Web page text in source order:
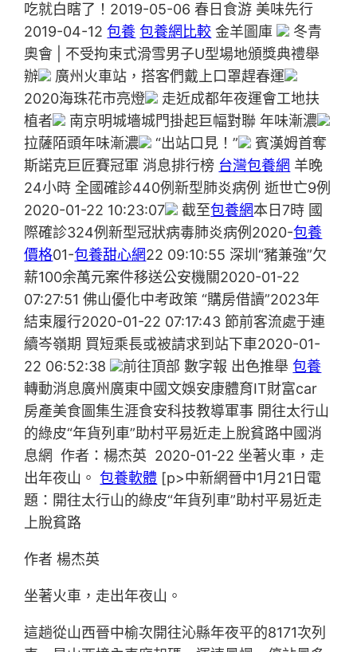
吃就白瞎了！2019-05-06 春日食游 美味先行
2019-04-12包養 包養網比較 金羊圖庫
冬青
奧會 | 不受拘束式滑雪男子U型場地頒獎典禮舉
辦
廣州火車站，搭客們戴上口罩趕春運
2020海珠花市亮燈
走近成都年夜運會工地扶
植者
南京明城墻城門掛起巨幅對聯 年味漸濃
拉薩陌頭年味漸濃
“出站口見！”
賓漢姆首奪
斯諾克巨匠賽冠軍 消息排行榜 台灣包養網 羊晚
24小時 全國確診440例新型肺炎病例 逝世亡9例
2020-01-22 10:23:07
截至包養網本日7時 國
際確診324例新型冠狀病毒肺炎病例2020-包養
價格01-包養甜心網22 09:10:55 深圳“豬兼強”欠
薪100余萬元案件移送公安機關2020-01-22
07:27:51 佛山優化中考政策 “購房借讀”2023年
結束履行2020-01-22 07:17:43 節前客流處于連
續岑嶺期 買短乘長或被請求到站下車2020-01-
22 06:52:38
前往頂部 數字報 出色推舉包養
轉動消息廣州廣東中國文娛安康體育IT財富car
房產美食圖集生涯食安科技教導軍事 開往太行山
的綠皮“年貨列車”助村平易近走上脫貧路中國消
息網 作者：楊杰英 2020-01-22 坐著火車，走
出年夜山。包養軟體 [p>中新網晉中1月21日電
題：開往太行山的綠皮“年貨列車”助村平易近走
上脫貧路
作者 楊杰英
坐著火車，走出年夜山。
這趟從山西晉中榆次開往沁縣年夜平的8171次列